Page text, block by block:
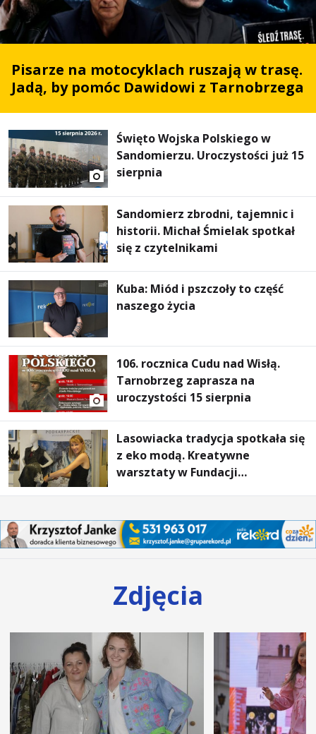
Pisarze na motocyklach ruszają w trasę.
Jadą, by pomóc Dawidowi z Tarnobrzega
Święto Wojska Polskiego w
Sandomierzu. Uroczystości już 15
sierpnia
Sandomierz zbrodni, tajemnic i
historii. Michał Śmielak spotkał
się z czytelnikami
Kuba: Miód i pszczoły to część
naszego życia
106. rocznica Cudu nad Wisłą.
Tarnobrzeg zaprasza na
uroczystości 15 sierpnia
Lasowiacka tradycja spotkała się
z eko modą. Kreatywne
warsztaty w Fundacji
Zdjęcia